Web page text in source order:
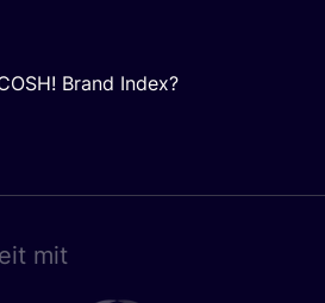
Brand Index?
mit